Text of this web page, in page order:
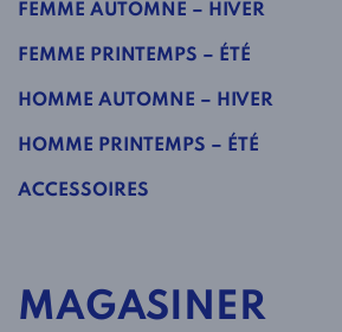
FEMME AUTOMNE – HIVER
FEMME PRINTEMPS – ÉTÉ
HOMME AUTOMNE – HIVER
HOMME PRINTEMPS – ÉTÉ
ACCESSOIRES
MAGASINER